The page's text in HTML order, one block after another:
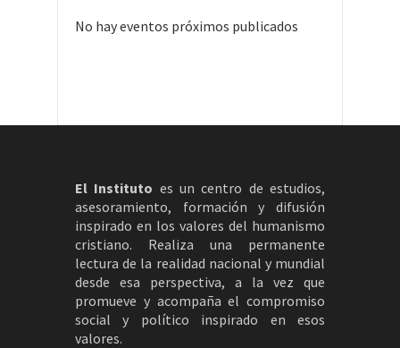
No hay eventos próximos publicados
El Instituto es un centro de estudios,
asesoramiento, formación y difusión
inspirado en los valores del humanismo
cristiano. Realiza una permanente
lectura de la realidad nacional y mundial
desde esa perspectiva, a la vez que
promueve y acompaña el compromiso
social y político inspirado en esos
valores.